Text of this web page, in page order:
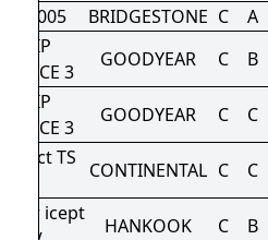
LM005
BRIDGESTONE C A
3
GOODYEAR C B
3
GOODYEAR C C
TS
CONTINENTAL C C
icept
HANKOOK C B